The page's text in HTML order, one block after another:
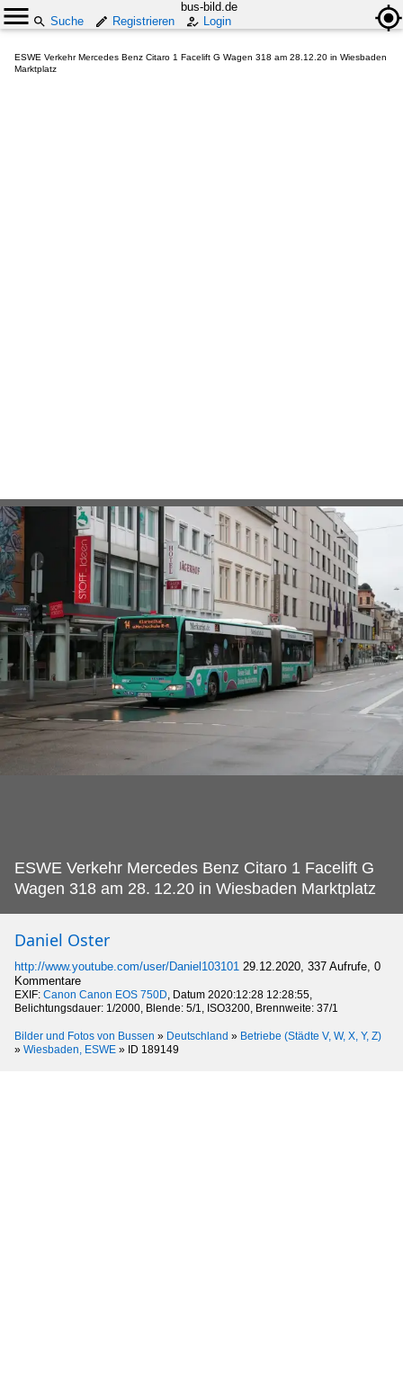
bus-bild.de
Suche
Registrieren Login
ESWE Verkehr Mercedes Benz Citaro 1 Facelift G Wagen 318 am 28.12.20 in Wiesbaden
Marktplatz
ESWE Verkehr Mercedes Benz Citaro 1 Facelift G
Wagen 318 am 28. 12.20 in Wiesbaden Marktplatz
Daniel Oster
http://www.youtube.com/user/Daniel103101 29.12.2020, 337 Aufrufe, 0
Kommentare
EXIF: Canon Canon EOS 750D, Datum 2020:12:28 12:28:55,
Belichtungsdauer: 1/2000, Blende: 5/1, ISO3200, Brennweite: 37/1
Bilder und Fotos von Bussen » Deutschland » Betriebe (Städte V, W, X, Y, Z)
» Wiesbaden, ESWE » ID 189149